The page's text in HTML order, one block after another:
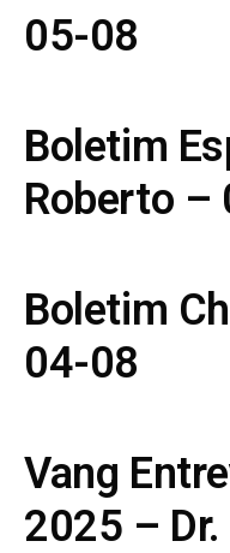
05-08
Boletim
Roberto –
Boletim
04-08
Vang
2025 –